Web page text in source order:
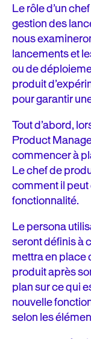
Le rôle d’un
gestion des
nous
lancements et
ou de
produit
pour garantir
Tout d’abord,
Product
commencer à
Le chef de
comment il
fonctionnalité.
Le persona
seront définis à
mettra en place
produit après
plan sur ce qui
nouvelle
selon les